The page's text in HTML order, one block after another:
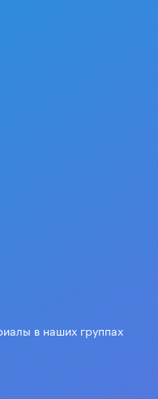
в наших группах